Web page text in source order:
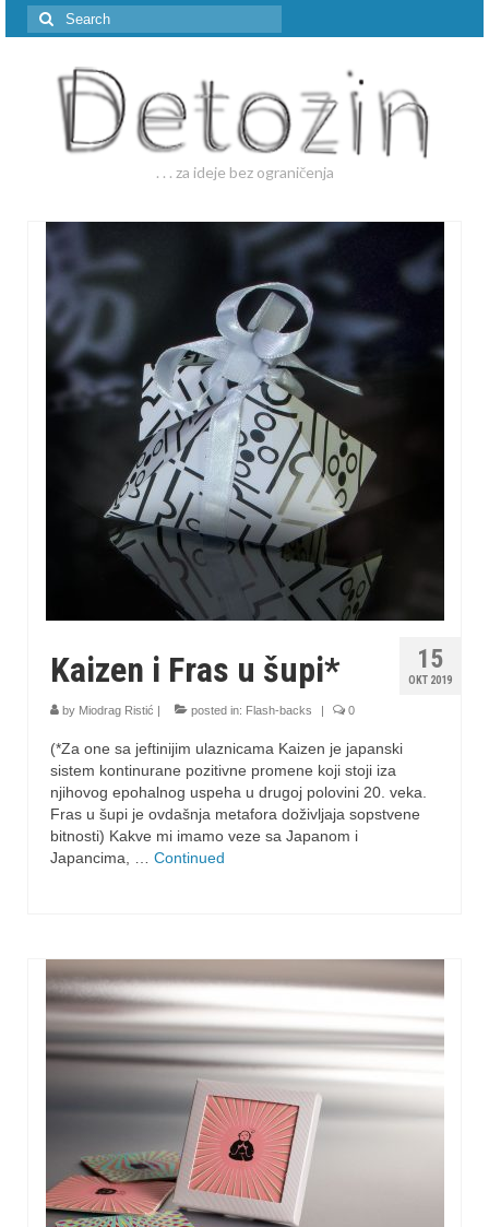
Search
for:
. . . za ideje bez ograničenja
15
OKT 2019
Kaizen i Fras u šupi*
by Miodrag Ristić | posted in: Flash-backs | 0
(*Za one sa jeftinijim ulaznicama Kaizen je japanski
sistem kontinurane pozitivne promene koji stoji iza
njihovog epohalnog uspeha u drugoj polovini 20. veka.
Fras u šupi je ovdašnja metafora doživljaja sopstvene
bitnosti) Kakve mi imamo veze sa Japanom i
Japancima, … Continued